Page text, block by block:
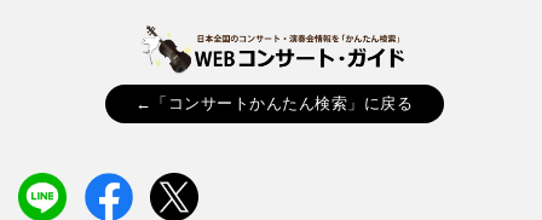
←「コンサートかんたん検索」に戻る